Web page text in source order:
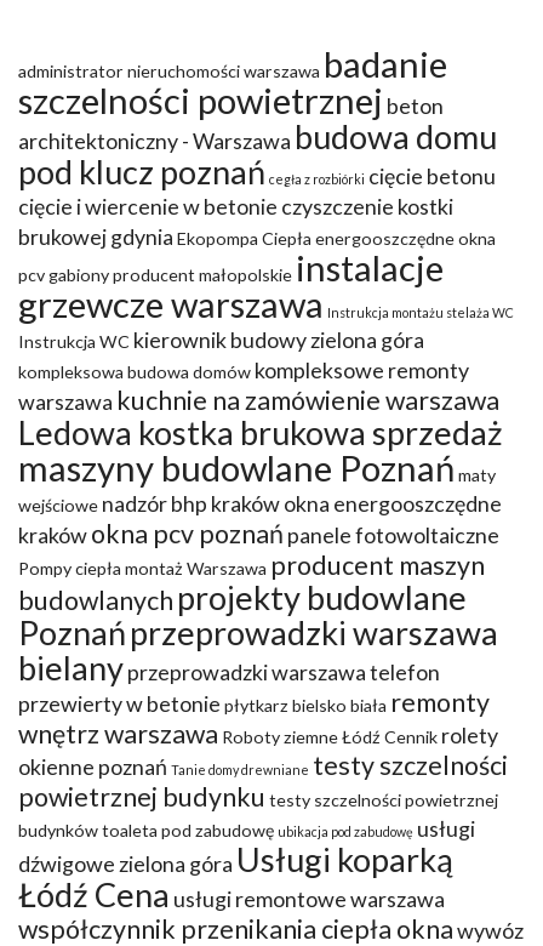
administrator nieruchomości warszawa badanie
szczelności powietrznej beton
architektoniczny - Warszawa budowa domu
pod klucz poznań cegła z rozbiórki cięcie betonu
cięcie i wiercenie w betonie czyszczenie kostki
brukowej gdynia Ekopompa Ciepła energooszczędne okna
pcvgabiony producent małopolskie instalacje
grzewcze warszawa Instrukcja montażu stelaża WC
Instrukcja WC kierownik budowy zielona góra
kompleksowa budowa domów kompleksowe remonty
warszawa kuchnie na zamówienie warszawa
Ledowa kostka brukowa sprzedaż
maszyny budowlane Poznań maty
wejściowe nadzór bhp krakówokna energooszczędne
krakówokna pcv poznań panele fotowoltaiczne
Pompy ciepła montaż Warszawa producent maszyn
budowlanych projekty budowlane
Poznańprzeprowadzki warszawa
bielanyprzeprowadzki warszawa telefon
przewierty w betonie płytkarz bielsko biała remonty
wnętrz warszawa Roboty ziemne Łódź Cennik rolety
okienne poznań Tanie domy drewniane testy szczelności
powietrznej budynku testy szczelności powietrznej
budynkówtoaleta pod zabudowę ubikacja pod zabudowę usługi
dźwigowe zielona góra Usługi koparką
Łódź Cena usługi remontowe warszawa
współczynnik przenikania ciepła oknawywóz